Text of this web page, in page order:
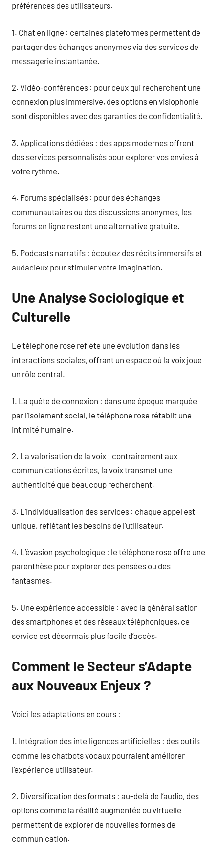
préférences des utilisateurs.
1. Chat en ligne : certaines plateformes permettent de
partager des échanges anonymes via des services de
messagerie instantanée.
2. Vidéo-conférences : pour ceux qui recherchent une
connexion plus immersive, des options en visiophonie
sont disponibles avec des garanties de confidentialité.
3. Applications dédiées : des apps modernes offrent
des services personnalisés pour explorer vos envies à
votre rythme.
4. Forums spécialisés : pour des échanges
communautaires ou des discussions anonymes, les
forums en ligne restent une alternative gratuite.
5. Podcasts narratifs : écoutez des récits immersifs et
audacieux pour stimuler votre imagination.
Une Analyse Sociologique et
Culturelle
Le téléphone rose reflète une évolution dans les
interactions sociales, offrant un espace où la voix joue
un rôle central.
1. La quête de connexion : dans une époque marquée
par l’isolement social, le téléphone rose rétablit une
intimité humaine.
2. La valorisation de la voix : contrairement aux
communications écrites, la voix transmet une
authenticité que beaucoup recherchent.
3. L’individualisation des services : chaque appel est
unique, reflétant les besoins de l’utilisateur.
4. L’évasion psychologique : le téléphone rose offre une
parenthèse pour explorer des pensées ou des
fantasmes.
5. Une expérience accessible : avec la généralisation
des smartphones et des réseaux téléphoniques, ce
service est désormais plus facile d’accès.
Comment le Secteur s’Adapte
aux Nouveaux Enjeux ?
Voici les adaptations en cours :
1. Intégration des intelligences artificielles : des outils
comme les chatbots vocaux pourraient améliorer
l’expérience utilisateur.
2. Diversification des formats : au-delà de l’audio, des
options comme la réalité augmentée ou virtuelle
permettent de explorer de nouvelles formes de
communication.